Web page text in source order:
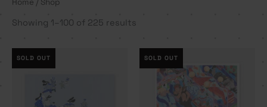
Home / Shop
Showing 1–100 of 225 results
SOLD OUT SOLD OUT